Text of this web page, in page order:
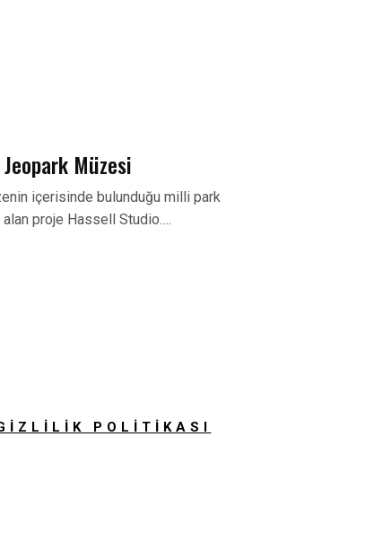
Müzesi
içerisinde bulunduğu milli park
alan proje Hassell Studio….
POLİTİKASI